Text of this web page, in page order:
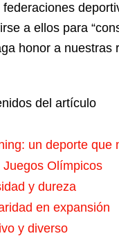
a ellos para
honor a nuestras
del artículo
un deporte que
Juegos Olímpicos
y dureza
en expansión
y diverso